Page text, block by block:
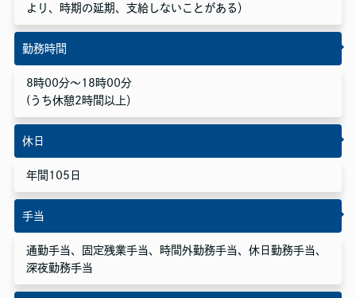
より、時期の延期、支給しないことがある）
勤務時間
8時00分～18時00分
(うち休憩2時間以上）
休日
年間105日
手当
通勤手当、固定残業手当、時間外勤務手当、休日勤務手当、
深夜勤務手当